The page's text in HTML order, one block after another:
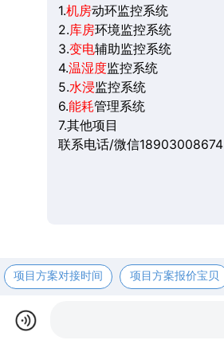
1.机房动环监控系统
2.库房环境监控系统
3.变电辅助监控系统
4.温湿度监控系统
5.水浸监控系统
6.能耗管理系统
7.其他项目
联系电话/微信18903008674
项目方案对接时间 项目方案报价宝贝